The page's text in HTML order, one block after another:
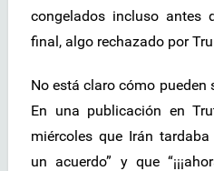
congelados incluso antes
final, algo rechazado por
No está claro cómo pueden
En una publicación en
miércoles que Irán
un acuerdo” y que